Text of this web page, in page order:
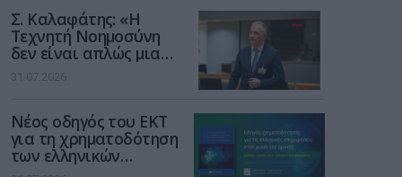
Σ. Καλαφάτης: «Η
Τεχνητή Νοημοσύνη
δεν είναι απλώς μια
νέα τεχνολογία, είναι
μια νέα βιομηχανική
31.07.2026
Νέος οδηγός του ΕΚΤ
για τη χρηματοδότηση
των ελληνικών
επιχειρήσεων στον